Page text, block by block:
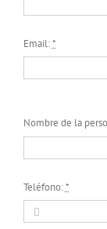
Email:*
Nombre de la
Teléfono:*